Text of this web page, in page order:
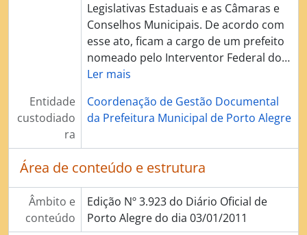
Legislativas Estaduais e as Câmaras e
Conselhos Municipais. De acordo com
esse ato, ficam a cargo de um prefeito
nomeado pelo Interventor Federal do…
Ler mais
Entidade
custodiado
ra
Coordenação de Gestão Documental
da Prefeitura Municipal de Porto Alegre
Área de conteúdo e estrutura
Âmbito e
conteúdo
Edição Nº 3.923 do Diário Oficial de
Porto Alegre do dia 03/01/2011